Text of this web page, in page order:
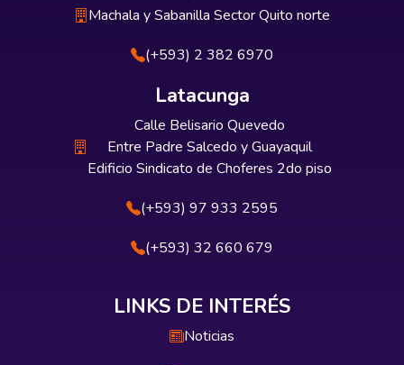
Machala y Sabanilla Sector Quito norte
(+593) 2 382 6970
Latacunga
Calle Belisario Quevedo
Entre Padre Salcedo y Guayaquil
Edificio Sindicato de Choferes 2do piso
(+593) 97 933 2595
(+593) 32 660 679
LINKS DE INTERÉS
Noticias